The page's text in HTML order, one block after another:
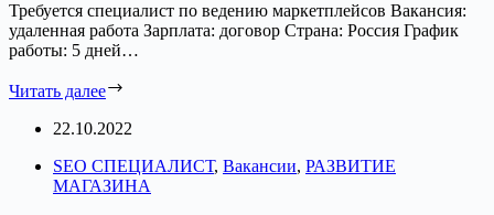
Требуется специалист по ведению маркетплейсов Вакансия:
удаленная работа Зарплата: договор Страна: Россия График
работы: 5 дней…
Читать далее
22.10.2022
SEO СПЕЦИАЛИСТ, Вакансии, РАЗВИТИЕ
МАГАЗИНА